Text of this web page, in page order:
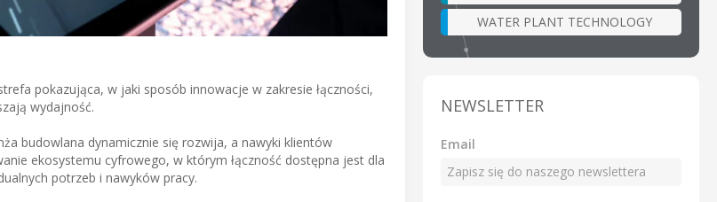
pokazująca, w jaki sposób innowacje w zakresie łączności,
wydajność.
budowlana dynamicznie się rozwija, a nawyki klientów
ekosystemu cyfrowego, w którym łączność dostępna jest dla
potrzeb i nawyków pracy.
WATER PLANT TECHNOLOGY
NEWSLETTER
Email